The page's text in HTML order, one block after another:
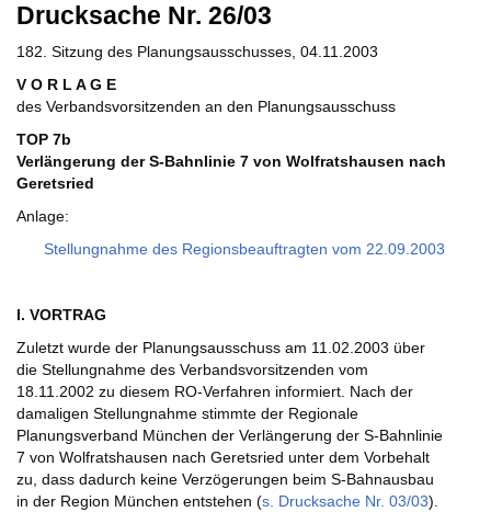
Drucksache Nr. 26/03
182. Sitzung des Planungsausschusses, 04.11.2003
V O R L A G E
des Verbandsvorsitzenden an den Planungsausschuss
TOP 7b
Verlängerung der S-Bahnlinie 7 von Wolfratshausen nach
Geretsried
Anlage:
Stellungnahme des Regionsbeauftragten vom 22.09.2003
I. VORTRAG
Zuletzt wurde der Planungsausschuss am 11.02.2003 über
die Stellungnahme des Verbandsvorsitzenden vom
18.11.2002 zu diesem RO-Verfahren informiert. Nach der
damaligen Stellungnahme stimmte der Regionale
Planungsverband München der Verlängerung der S-Bahnlinie
7 von Wolfratshausen nach Geretsried unter dem Vorbehalt
zu, dass dadurch keine Verzögerungen beim S-Bahnausbau
in der Region München entstehen (s. Drucksache Nr. 03/03).